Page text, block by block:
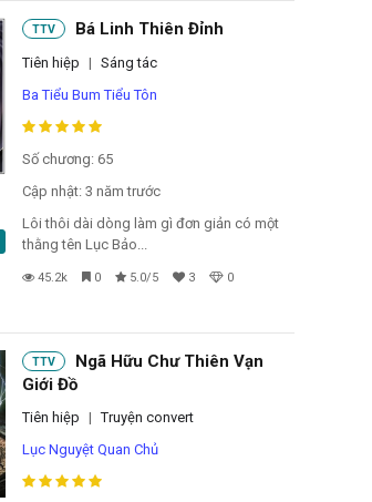
TTV Bá Linh Thiên Đỉnh
Tiên hiệp | Sáng tác
Ba Tiểu Bum Tiểu Tôn
Số chương: 65
Cập nhật: 3 năm trước
Lôi thôi dài dòng làm gì đơn giản có một
thằng tên Lục Bảo...
45.2k 0 5.0/5 3 0
TTV
Ngã Hữu Chư Thiên Vạn
Giới Đồ
Tiên hiệp | Truyện convert
Lục Nguyệt Quan Chủ